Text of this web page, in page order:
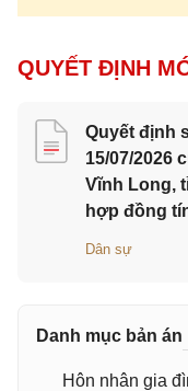
QUYẾT ĐỊNH
Quyết định
15/07/2026
Vĩnh Long,
hợp đồng
Dân sự
Danh mục bản án
Hôn nhân gia